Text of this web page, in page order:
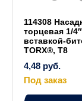
114308
торцевая 1/
вставкой-
TORX®, T8
4,48 руб.
Под заказ